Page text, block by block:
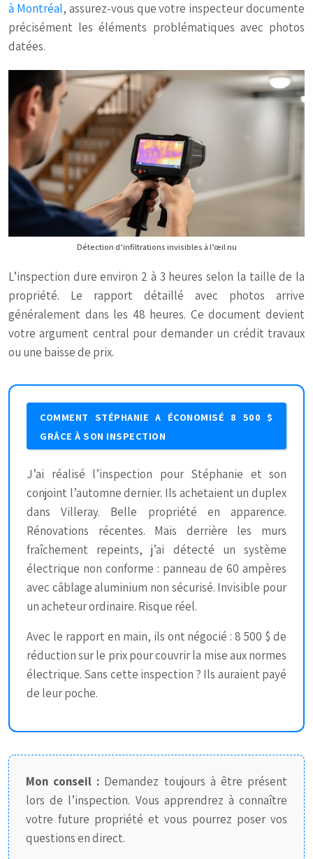
à Montréal, assurez-vous que votre inspecteur documente
précisément les éléments problématiques avec photos
datées.
Détection d’infiltrations invisibles à l’œil nu
L’inspection dure environ 2 à 3 heures selon la taille de la
propriété. Le rapport détaillé avec photos arrive
généralement dans les 48 heures. Ce document devient
votre argument central pour demander un crédit travaux
ou une baisse de prix.
COMMENT STÉPHANIE A ÉCONOMISÉ 8 500 $
GRÂCE À SON INSPECTION
J’ai réalisé l’inspection pour Stéphanie et son
conjoint l’automne dernier. Ils achetaient un duplex
dans Villeray. Belle propriété en apparence.
Rénovations récentes. Mais derrière les murs
fraîchement repeints, j’ai détecté un système
électrique non conforme : panneau de 60 ampères
avec câblage aluminium non sécurisé. Invisible pour
un acheteur ordinaire. Risque réel.
Avec le rapport en main, ils ont négocié : 8 500 $ de
réduction sur le prix pour couvrir la mise aux normes
électrique. Sans cette inspection ? Ils auraient payé
de leur poche.
Mon conseil : Demandez toujours à être présent
lors de l’inspection. Vous apprendrez à connaître
votre future propriété et vous pourrez poser vos
questions en direct.